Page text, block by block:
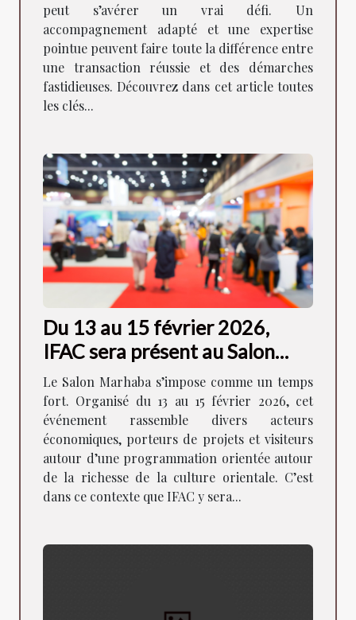
peut s’avérer un vrai défi. Un
accompagnement adapté et une expertise
pointue peuvent faire toute la différence entre
une transaction réussie et des démarches
fastidieuses. Découvrez dans cet article toutes
les clés...
Du 13 au 15 février 2026,
IFAC sera présent au Salon
Marhaba de Lyon !
Le Salon Marhaba s’impose comme un temps
fort. Organisé du 13 au 15 février 2026, cet
événement rassemble divers acteurs
économiques, porteurs de projets et visiteurs
autour d’une programmation orientée autour
de la richesse de la culture orientale. C’est
dans ce contexte que IFAC y sera...